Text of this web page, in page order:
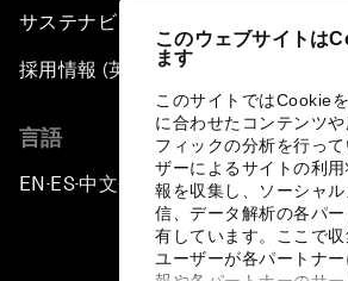
このウェブサイトは
ます
このサイトではCookie
に合わせたコンテンツ
フィックの分析を行っ
ザーによるサイトの利
報を収集し、ソーシャ
信、データ解析の各パ
有しています。ここで収
ユーザーが各パートナ
サステナビリティへの取り組み
採用情報 (英語のみ)
言語
EN ▪ ES▪中文▪ 日本語